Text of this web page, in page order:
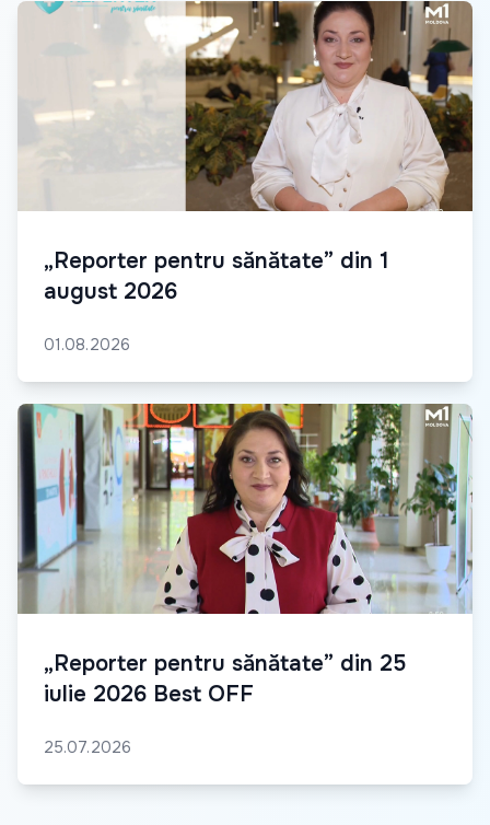
„Reporter pentru sănătate” din 1
august 2026
01.08.2026
„Reporter pentru sănătate” din 25
iulie 2026 Best OFF
25.07.2026